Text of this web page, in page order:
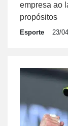
empresa ao
propósitos
Esporte 23/